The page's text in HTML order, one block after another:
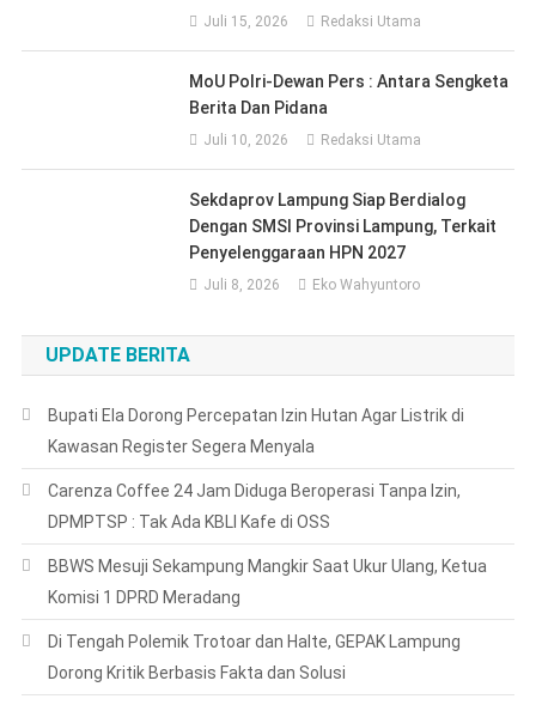
Juli 15, 2026 Redaksi Utama
MoU Polri-Dewan Pers : Antara Sengketa
Berita Dan Pidana
Juli 10, 2026 Redaksi Utama
Sekdaprov Lampung Siap Berdialog
Dengan SMSI Provinsi Lampung, Terkait
Penyelenggaraan HPN 2027
Juli 8, 2026 Eko Wahyuntoro
UPDATE BERITA
Bupati Ela Dorong Percepatan Izin Hutan Agar Listrik di
Kawasan Register Segera Menyala
Carenza Coffee 24 Jam Diduga Beroperasi Tanpa Izin,
DPMPTSP : Tak Ada KBLI Kafe di OSS
BBWS Mesuji Sekampung Mangkir Saat Ukur Ulang, Ketua
Komisi 1 DPRD Meradang
Di Tengah Polemik Trotoar dan Halte, GEPAK Lampung
Dorong Kritik Berbasis Fakta dan Solusi